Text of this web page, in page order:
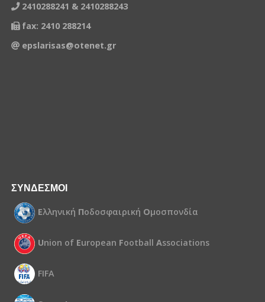
2410288241 & 2410288243
fax: 2410 288214
epslarisas@otenet.gr
ΣΥΝΔΕΣΜΟΙ
Ελληνική Ποδοσφαιρική Ομοσπονδία
Union of European Football Associations
FIFA